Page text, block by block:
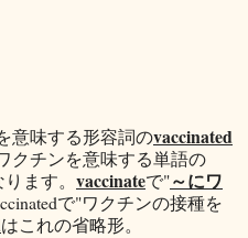
意味する形容詞のvaccinated
クチンを意味する単語の
ます。 vaccinateで"～にワ
で"ワクチンの接種を
はこれの省略形。